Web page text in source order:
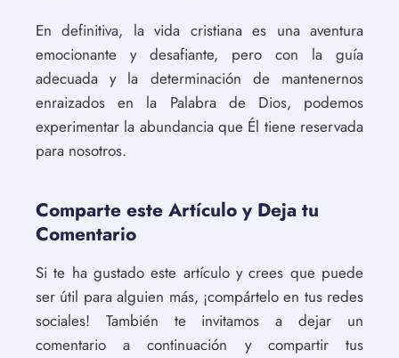
En definitiva, la vida cristiana es una aventura
emocionante y desafiante, pero con la guía
adecuada y la determinación de mantenernos
enraizados en la Palabra de Dios, podemos
experimentar la abundancia que Él tiene reservada
para nosotros.
Comparte este Artículo y Deja tu
Comentario
Si te ha gustado este artículo y crees que puede
ser útil para alguien más, ¡compártelo en tus redes
sociales! También te invitamos a dejar un
comentario a continuación y compartir tus